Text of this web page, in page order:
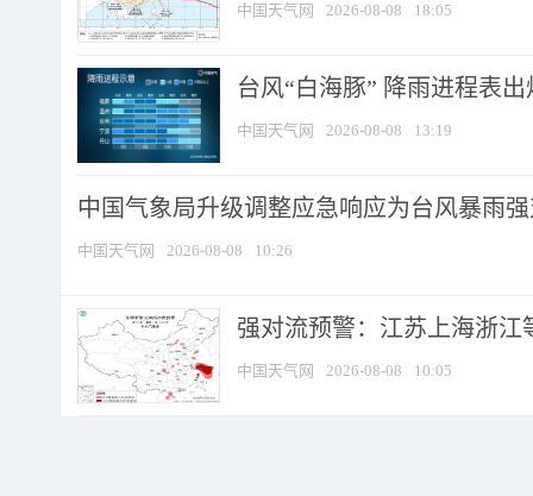
中国天气网 2026-08-08 18:05
台风“白海豚” 降雨进程表
中国天气网 2026-08-08 13:19
中国气象局升级调整应急响应为台风暴雨
中国天气网 2026-08-08 10:26
强对流预警：江苏上海浙江
中国天气网 2026-08-08 10:05